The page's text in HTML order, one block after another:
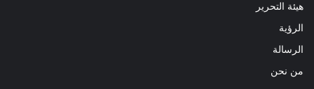
هيئة التحرير
الرؤية
الرسالة
من نحن